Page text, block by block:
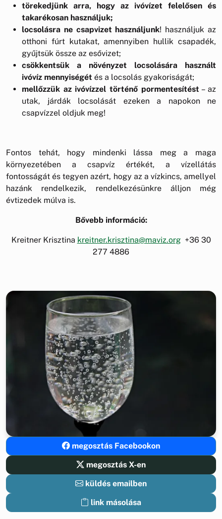
törekedjünk arra, hogy az ivóvízet felelősen és
takarékosan használjuk;
locsolásra ne csapvizet használjunk! használjuk az
otthoni fúrt kutakat, amennyiben hullik csapadék,
gyűjtsük össze az esővizet;
csökkentsük a növényzet locsolására használt
ivóvíz mennyiségét és a locsolás gyakoriságát;
mellőzzük az ivóvízzel történő pormentesítést – az
utak, járdák locsolását ezeken a napokon ne
csapvízzel oldjuk meg!
Fontos tehát, hogy mindenki lássa meg a maga
környezetében a csapvíz értékét, a vízellátás
fontosságát és tegyen azért, hogy az a vízkincs, amellyel
hazánk rendelkezik, rendelkezésünkre álljon még
évtizedek múlva is.
Bővebb információ:
Kreitner Krisztina kreitner.krisztina@maviz.org+36 30
277 4886
megosztás Facebookon
megosztás X-en
küldés emailben
link másolása